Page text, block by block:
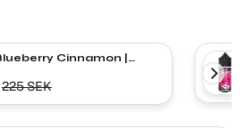
Cinnamon |
225SEK